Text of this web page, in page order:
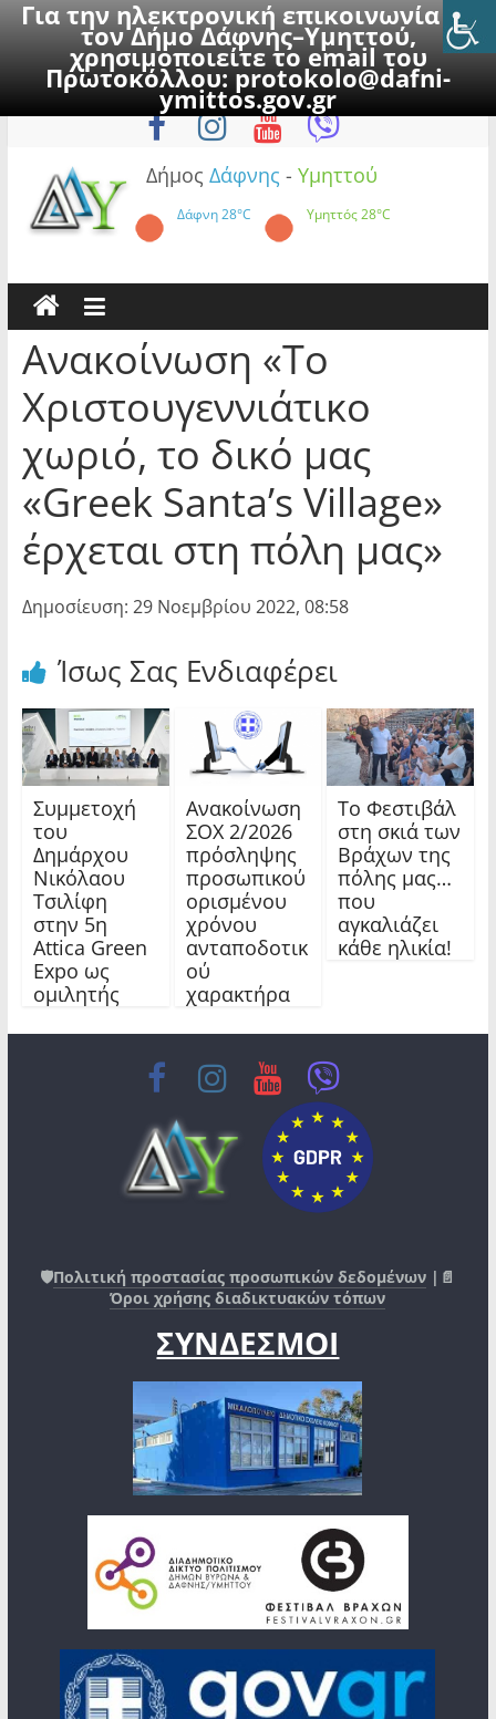
Για την ηλεκτρονική επικοινωνία με
τον Δήμο Δάφνης–Υμηττού,
χρησιμοποιείτε το email του
Πρωτοκόλλου:protokolo@dafni-
ymittos.gov.gr
to
Σάββατο, 8 Αυγούστου 2026
Δήμος Δάφνης - Υμηττού
Δάφνη28°C Υμηττός28°C
Ανακοίνωση «To
Χριστουγεννιάτικο
χωριό, το δικό μας
«Greek Santa’s Village»
έρχεται στη πόλη μας»
Δημοσίευση: 29 Νοεμβρίου 2022, 08:58
Ίσως Σας Ενδιαφέρει
Συμμετοχή
του
Δημάρχου
Νικόλαου
Τσιλίφη
στην 5η
Attica Green
Expo ως
ομιλητής
Ανακοίνωση
ΣΟΧ 2/2026
πρόσληψης
προσωπικού
ορισμένου
χρόνου
ανταποδοτικ
ού
χαρακτήρα
Το Φεστιβάλ
στη σκιά των
Βράχων της
πόλης μας…
που
αγκαλιάζει
κάθε ηλικία!
🛡️Πολιτική προστασίας προσωπικών δεδομένων |📄
Όροι χρήσης διαδικτυακών τόπων
ΣΥΝΔΕΣΜΟΙ